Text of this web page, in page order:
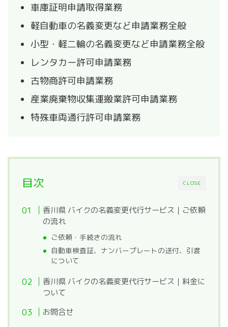
車庫証明申請取得業務
軽自動車の名義変更など申請業務全般
小型・軽二輪の名義変更など申請業務全般
レンタカー許可申請業務
古物商許可申請業務
産業廃棄物収集運搬業許可申請業務
特殊車両通行許可申請業務
CLOSE
目次
香川県 バイクの名義変更代行サービス｜ご依頼
の流れ
ご依頼・手続きの流れ
自動車検査証、ナンバープレートの送付、引渡
について
香川県 バイクの名義変更代行サービス｜料金に
ついて
お問合せ